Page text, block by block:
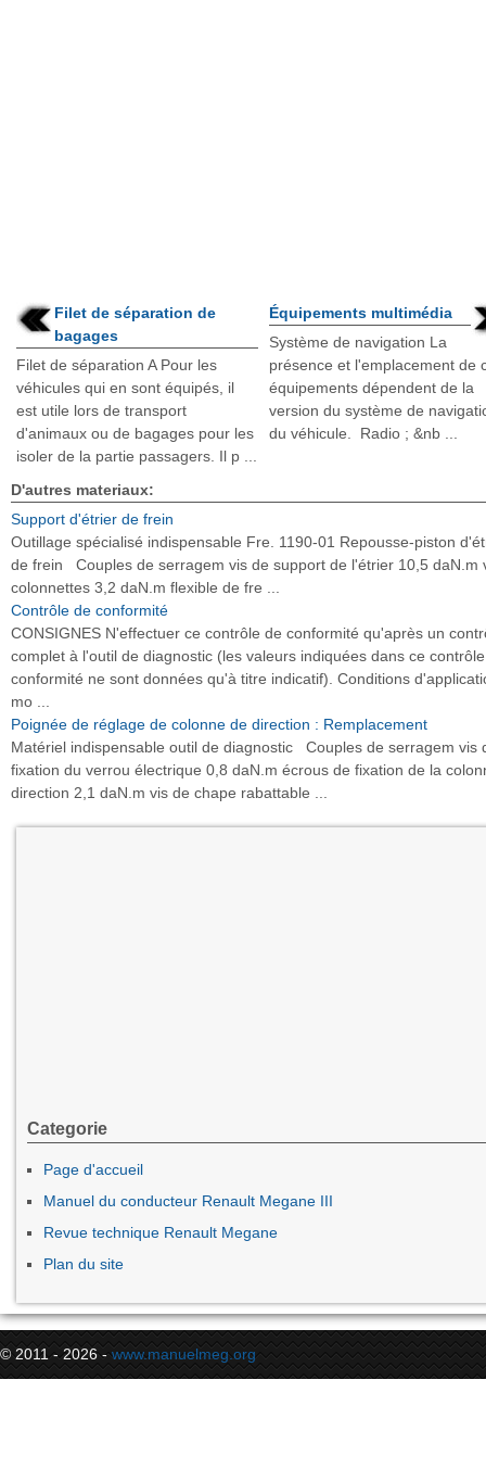
Filet de séparation de
bagages
Filet de séparation A Pour les
véhicules qui en sont équipés, il
est utile lors de transport
d'animaux ou de bagages pour les
isoler de la partie passagers. Il p ...
Équipements multimédia
Système de navigation La
présence et l'emplacement de
équipements dépendent de la
version du système de
du véhicule. Radio ; &nb ...
D'autres materiaux:
Support d'étrier de frein
Outillage spécialisé indispensable Fre. 1190-01 Repousse-piston
de frein Couples de serragem vis de support de l'étrier 10,5 daN.m
colonnettes 3,2 daN.m flexible de fre ...
Contrôle de conformité
CONSIGNES N'effectuer ce contrôle de conformité qu'après un
complet à l'outil de diagnostic (les valeurs indiquées dans ce
conformité ne sont données qu'à titre indicatif). Conditions
mo ...
Poignée de réglage de colonne de direction : Remplacement
Matériel indispensable outil de diagnostic Couples de serragem vis
fixation du verrou électrique 0,8 daN.m écrous de fixation de la
direction 2,1 daN.m vis de chape rabattable ...
Categorie
Page d'accueil
Manuel du conducteur Renault Megane III
Revue technique Renault Megane
Plan du site
© 2011 - 2026 - www.manuelmeg.org